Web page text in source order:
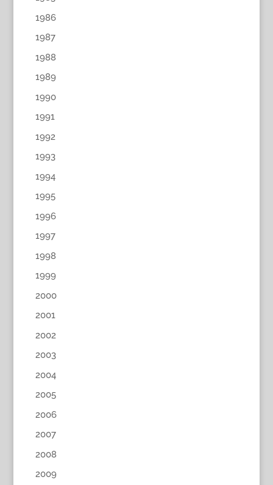
1986
1987
1988
1989
1990
1991
1992
1993
1994
1995
1996
1997
1998
1999
2000
2001
2002
2003
2004
2005
2006
2007
2008
2009